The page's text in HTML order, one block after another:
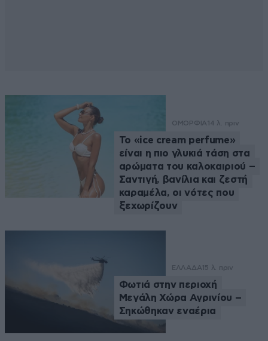
ΟΜΟΡΦΙΑ 14 λ. πριν
Το «ice cream perfume»
είναι η πιο γλυκιά τάση στα
αρώματα του καλοκαιριού –
Σαντιγή, βανίλια και ζεστή
καραμέλα, οι νότες που
ξεχωρίζουν
ΕΛΛΑΔΑ 15 λ. πριν
Φωτιά στην περιοχή
Μεγάλη Χώρα Αγρινίου –
Σηκώθηκαν εναέρια